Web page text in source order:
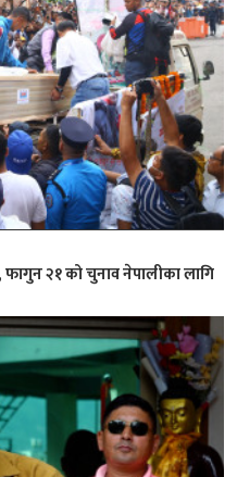
२१ को चुनाव नेपालीका लागि